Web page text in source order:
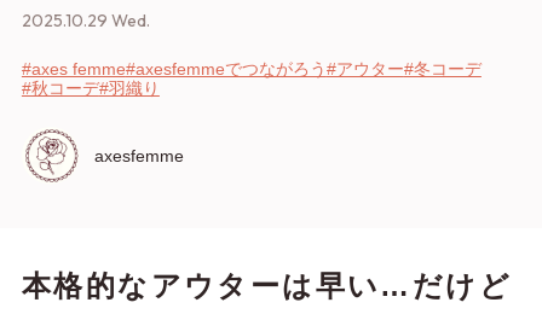
2025.10.29 Wed.
#axes femme#axesfemmeでつながろう#アウター#冬コーデ
#秋コーデ#羽織り
axesfemme
本格的なアウターは早い…だけど